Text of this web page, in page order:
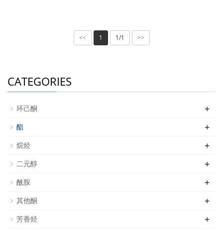
<< 1 1/1 >>
CATEGORIES
环己酮 +
酯 +
烷烃 +
二元醇 +
酰胺 +
其他酮 +
芳香烃 +